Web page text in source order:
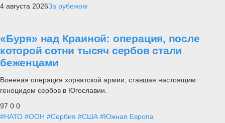
4 августа 2026За рубежом
«Буря» над Краиной: операция, после
которой сотни тысяч сербов стали
беженцами
Военная операция хорватской армии, ставшая настоящим
геноцидом сербов в Югославии.
97 0 0
#НАТО #ООН #Сербия #США #Южная Европа